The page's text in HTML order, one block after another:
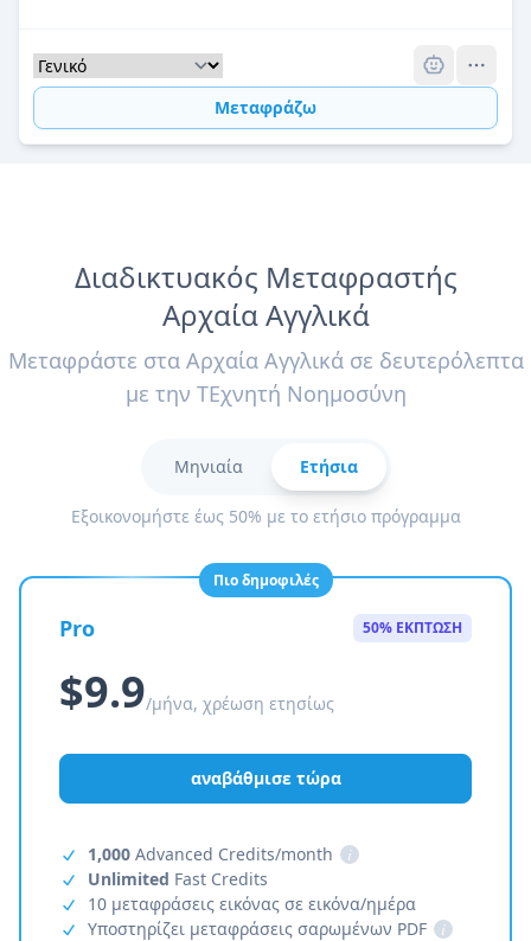
Μεταφράζω
Διαδικτυακός Μεταφραστής
Αρχαία Αγγλικά
Μεταφράστε στα Αρχαία Αγγλικά σε δευτερόλεπτα
με την ΤΕχνητή Νοημοσύνη
Μηνιαία Ετήσια
Εξοικονομήστε έως 50% με το ετήσιο πρόγραμμα
Πιο δημοφιλές
Pro 50% ΕΚΠΤΩΣΗ
$9.9/μήνα, χρέωση ετησίως
αναβάθμισε τώρα
1,000 Advanced Credits/month
i
Unlimited Fast Credits
10 μεταφράσεις εικόνας σε εικόνα/ημέρα
Υποστηρίζει μεταφράσεις σαρωμένων PDF
i